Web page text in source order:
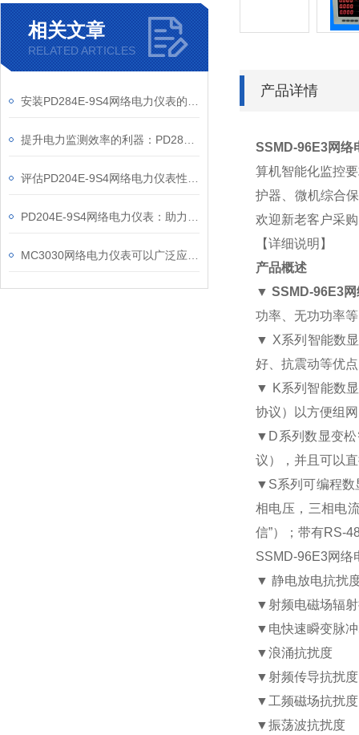
相关文章
RELATED ARTICLES
产品详情
SSMD-96E3网络
算机智能化监控
护器、微机综合
欢迎新老客户采
【详细说明】
产品概述
▼SSMD-96E3
功率、无功功率
▼ X系列智能数
好、抗震动等优
▼ K系列智能数
协议）以方便组
▼D系列数显变
议），并且可以
▼S系列可编程
相电压，三相电
信”）；带有RS-
SSMD-96E3网络
▼ 静电放电抗扰
▼ 射频电磁场辐
▼ 电快速瞬变脉
▼浪涌抗扰度
▼ 射频传导抗扰度
▼ 工频磁场抗扰度
▼振荡波抗扰度